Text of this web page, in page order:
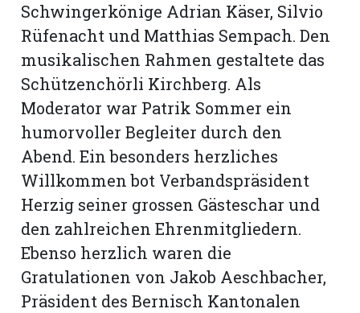
Schwingerkönige Adrian Käser, Silvio
Rüfenacht und Matthias Sempach. Den
musikalischen Rahmen gestaltete das
Schützenchörli Kirchberg. Als
Moderator war Patrik Sommer ein
humorvoller Begleiter durch den
Abend. Ein besonders herzliches
Willkommen bot Verbandspräsident
Herzig seiner grossen Gästeschar und
den zahlreichen Ehrenmitgliedern.
Ebenso herzlich waren die
Gratulationen von Jakob Aeschbacher,
Präsident des Bernisch Kantonalen